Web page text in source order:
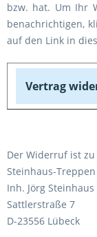
bzw. hat. Um Ihr
benachrichtigen,
auf den Link in
Vertrag
Der Widerruf ist
Steinhaus-Treppen
Inh. Jörg Steinhaus
Sattlerstraße 7
D-23556 Lübeck